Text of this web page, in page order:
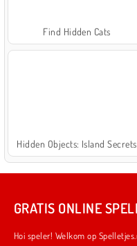
Find Hidden Cats
Hidden Objects: Island Secrets
GRATIS ONLINE
Hoi speler! Welkom op